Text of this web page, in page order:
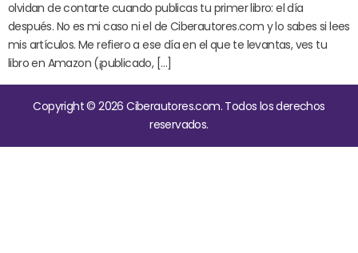
olvidan de contarte cuando publicas tu primer libro: el día
después. No es mi caso ni el de Ciberautores.com y lo sabes si lees
mis artículos. Me refiero a ese día en el que te levantas, ves tu
libro en Amazon (¡publicado, […]
Copyright © 2026 Ciberautores.com. Todos los derechos
reservados.